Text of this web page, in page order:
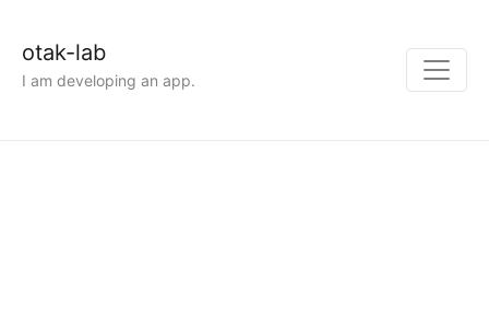
otak-lab
I am developing an app.